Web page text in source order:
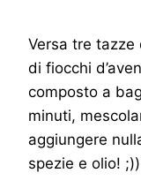
Versa tre
di fiocchi
composto a
minuti,
aggiungere
spezie e olio! ;))